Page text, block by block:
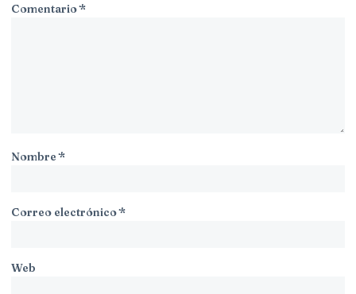
Comentario*
Nombre*
Correo electrónico*
Web